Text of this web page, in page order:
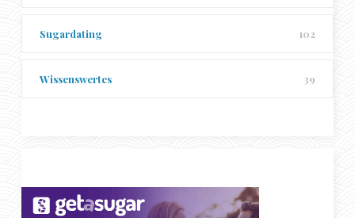
Sugardating 102
Wissenswertes 39